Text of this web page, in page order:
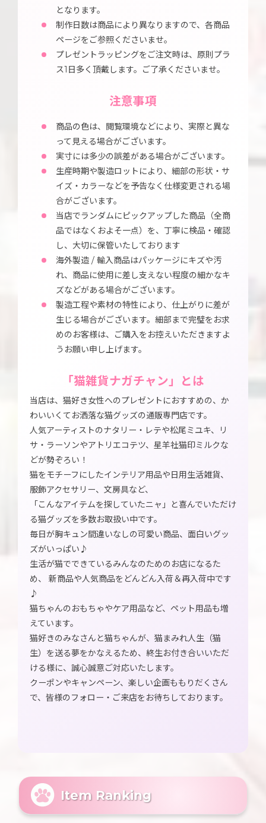
となります。
制作日数は商品により異なりますので、各商品
ページをご参照くださいませ。
プレゼントラッピングをご注文時は、原則プラ
ス1日多く頂戴します。ご了承くださいませ。
注意事項
商品の色は、閲覧環境などにより、実際と異な
って見える場合がございます。
実寸には多少の誤差がある場合がございます。
生産時期や製造ロットにより、細部の形状・サ
イズ・カラーなどを予告なく仕様変更される場
合がございます。
当店でランダムにピックアップした商品（全商
品ではなくおよそ一点）を、丁寧に検品・確認
し、大切に保管いたしております
海外製造 / 輸入商品はパッケージにキズや汚
れ、商品に使用に差し支えない程度の細かなキ
ズなどがある場合がございます。
製造工程や素材の特性により、仕上がりに差が
生じる場合がございます。細部まで完璧をお求
めのお客様は、ご購入をお控えいただきますよ
うお願い申し上げます。
「猫雑貨ナガチャン」とは
当店は、猫好き女性へのプレゼントにおすすめの、か
わいいくてお洒落な猫グッズの通販専門店です。
人気アーティストのナタリー・レテや松尾ミユキ、リ
サ・ラーソンやアトリエコテツ、星羊社猫印ミルクな
どが勢ぞろい！
猫をモチーフにしたインテリア用品や日用生活雑貨、
服飾アクセサリー、文房具など、
「こんなアイテムを探していたニャ」と喜んでいただけ
る猫グッズを多数お取扱い中です。
毎日が胸キュン間違いなしの可愛い商品、面白いグッ
ズがいっぱい♪
生活が猫でできているみんなのためのお店になるた
め、 新商品や人気商品をどんどん入荷＆再入荷中です
♪
猫ちゃんのおもちゃやケア用品など、ペット用品も増
えています。
猫好きのみなさんと猫ちゃんが、猫まみれ人生（猫
生）を送る夢をかなえるため、終生お付き合いいただ
ける様に、誠心誠意ご対応いたします。
クーポンやキャンペーン、楽しい企画ももりだくさん
で、皆様のフォロー・ご来店をお待ちしております。
Item Ranking